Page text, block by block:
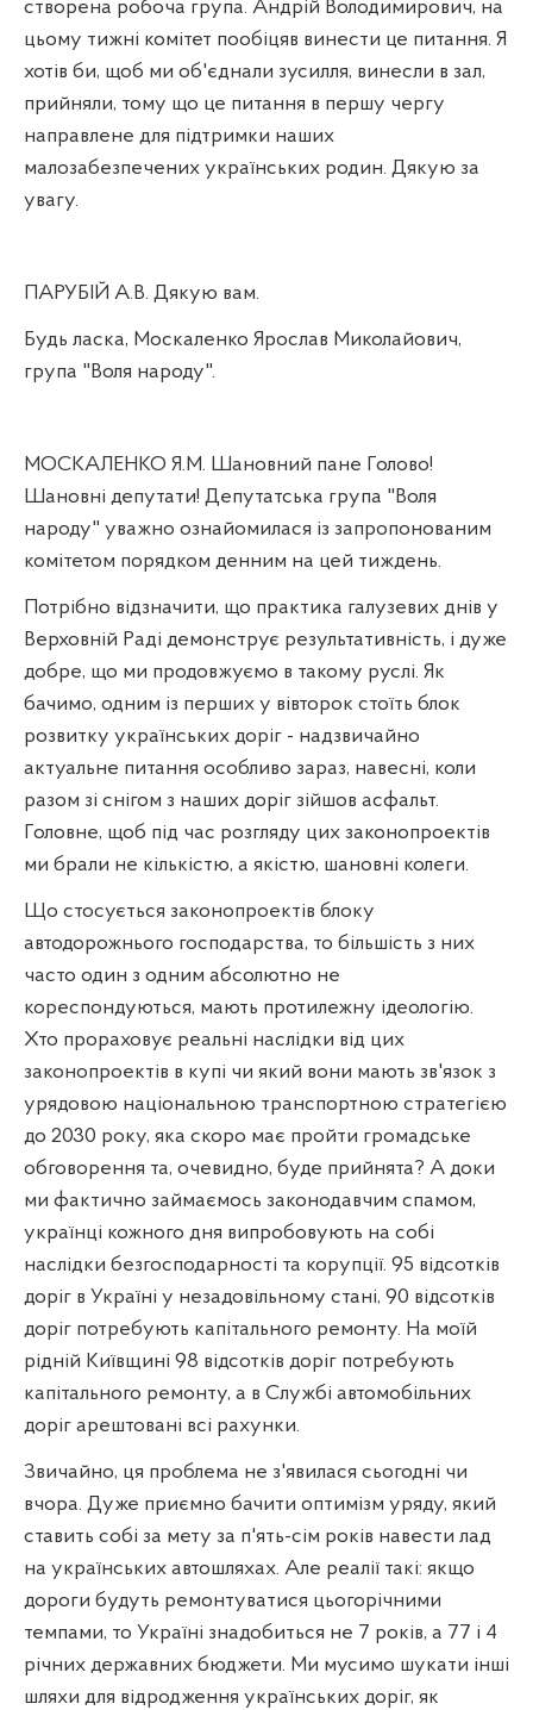
створена робоча група. Андрій Володимирович, на
цьому тижні комітет пообіцяв винести це питання. Я
хотів би, щоб ми об'єднали зусилля, винесли в зал,
прийняли, тому що це питання в першу чергу
направлене для підтримки наших
малозабезпечених українських родин. Дякую за
увагу.
ПАРУБІЙ А.В. Дякую вам.
Будь ласка, Москаленко Ярослав Миколайович,
група "Воля народу".
МОСКАЛЕНКО Я.М. Шановний пане Голово!
Шановні депутати! Депутатська група "Воля
народу" уважно ознайомилася із запропонованим
комітетом порядком денним на цей тиждень.
Потрібно відзначити, що практика галузевих днів у
Верховній Раді демонструє результативність, і дуже
добре, що ми продовжуємо в такому руслі. Як
бачимо, одним із перших у вівторок стоїть блок
розвитку українських доріг - надзвичайно
актуальне питання особливо зараз, навесні, коли
разом зі снігом з наших доріг зійшов асфальт.
Головне, щоб під час розгляду цих законопроектів
ми брали не кількістю, а якістю, шановні колеги.
Що стосується законопроектів блоку
автодорожнього господарства, то більшість з них
часто один з одним абсолютно не
кореспондуються, мають протилежну ідеологію.
Хто прораховує реальні наслідки від цих
законопроектів в купі чи який вони мають зв'язок з
урядовою національною транспортною стратегією
до 2030 року, яка скоро має пройти громадське
обговорення та, очевидно, буде прийнята? А доки
ми фактично займаємось законодавчим спамом,
українці кожного дня випробовують на собі
наслідки безгосподарності та корупції. 95 відсотків
доріг в Україні у незадовільному стані, 90 відсотків
доріг потребують капітального ремонту. На моїй
рідній Київщині 98 відсотків доріг потребують
капітального ремонту, а в Службі автомобільних
доріг арештовані всі рахунки.
Звичайно, ця проблема не з'явилася сьогодні чи
вчора. Дуже приємно бачити оптимізм уряду, який
ставить собі за мету за п'ять-сім років навести лад
на українських автошляхах. Але реалії такі: якщо
дороги будуть ремонтуватися цьогорічними
темпами, то Україні знадобиться не 7 років, а 77 і 4
річних державних бюджети. Ми мусимо шукати інші
шляхи для відродження українських доріг, як